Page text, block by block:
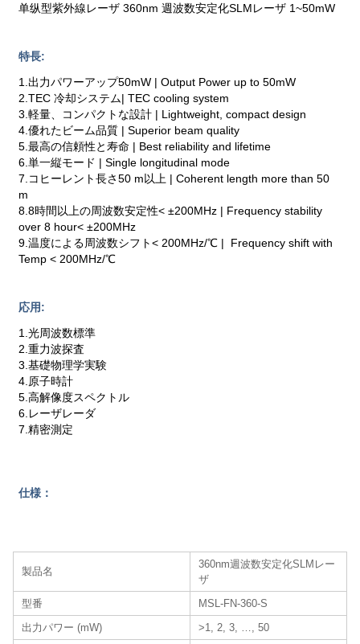
单纵型紫外線レーザ 360nm 週波数安定化SLMレーザ 1~50mW
特長:
1.出力パワーアップ50mW | Output Power up to 50mW
2.TEC 冷却システム| TEC cooling system
3.軽量、コンパクトな設計 | Lightweight, compact design
4.優れたビーム品質 | Superior beam quality
5.最高の信頼性と寿命 | Best reliability and lifetime
6.単一縦モード | Single longitudinal mode
7.コヒーレント長さ50 m以上 | Coherent length more than 50
m
8.8時間以上の周波数安定性< ±200MHz | Frequency stability
over 8 hour< ±200MHz
9.温度による周波数シフト< 200MHz/℃ | Frequency shift with
Temp < 200MHz/℃
応用:
1.光周波数標準
2.重力波探査
3.基礎物理学実験
4.原子時計
5.高解像度スペクトル
6.レーザレーダ
7.精密測定
仕様：
製品名
360nm週波数安定化SLMレー
ザ
型番
MSL-FN-360-S
出力パワー (mW)
>1, 2, 3, …, 50